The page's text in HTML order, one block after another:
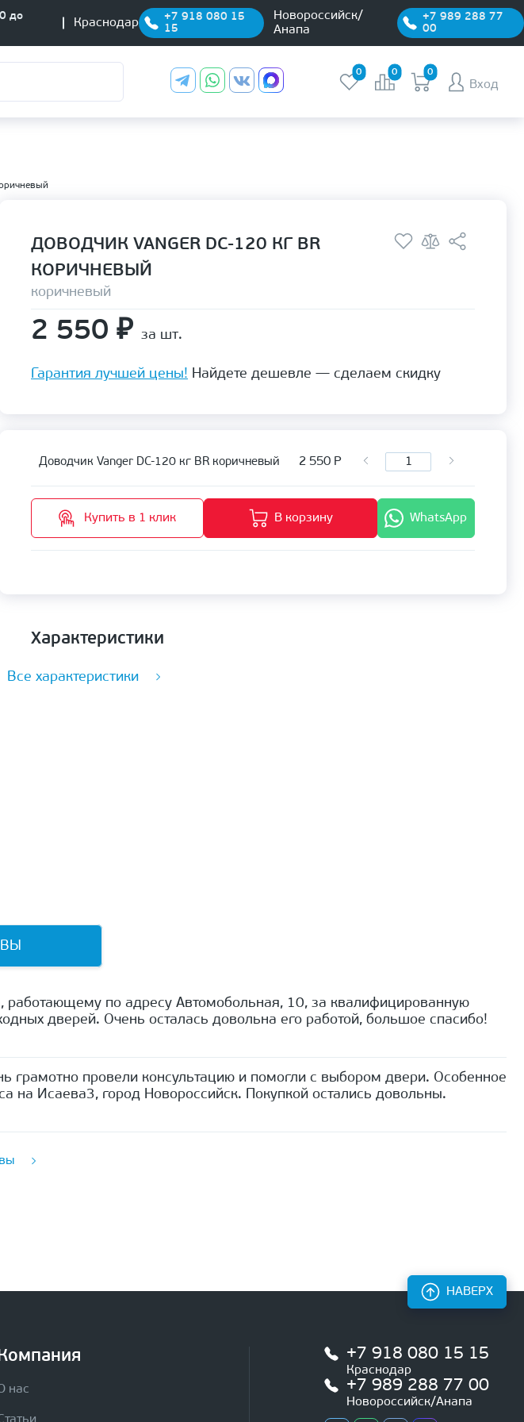
до
Краснодар
+7 918 080 15
15
Новороссийск/
Анапа
+7 989 288 77
00
0 0 0
Вход
ДОВОДЧИК VANGER DC-120 КГ BR
КОРИЧНЕВЫЙ
коричневый
2 550 ₽ за шт.
Гарантия лучшей цены! Найдете дешевле — сделаем скидку
Доводчик Vanger DC-120 кг BR коричневый 2 550 Р
Купить в 1 клик В корзину WhatsApp
Характеристики
Все характеристики
по адресу Автомобольная, 10, за квалифицированную
дверей. Очень осталась довольна его работой, большое спасибо!
грамотно провели консультацию и помогли с выбором двери. Особенное
на Исаева3, город Новороссийск. Покупкой остались довольны.
нас
+7 918 080 15 15
Краснодар
+7 989 288 77 00
Новороссийск/Анапа
НАВЕРХ